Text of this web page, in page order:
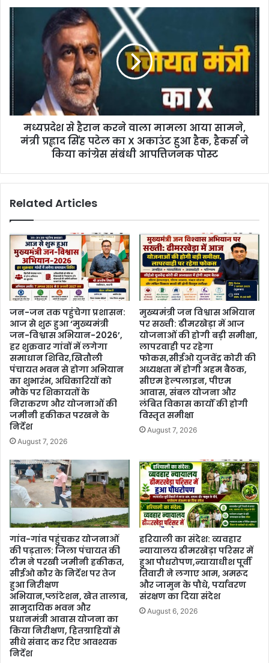
मध्यप्रदेश से हैरान करने वाला मामला आया सामने,
मंत्री प्रह्लाद सिंह पटेल का X अकाउंट हुआ हैक, हैकर्स ने
किया कांग्रेस संबंधी आपत्तिजनक पोस्ट
Related Articles
जन-जन तक पहुंचेगा प्रशासन:
आज से शुरू हुआ ‘मुख्यमंत्री
जन-विश्वास अभियान-2026’,
हर शुक्रवार गांवों में लगेगा
समाधान शिविर,खितौली
पंचायत भवन से होगा अभियान
का शुभारंभ, अधिकारियों को
मौके पर शिकायतों के
निराकरण और योजनाओं की
जमीनी हकीकत परखने के
निर्देश
August 7, 2026
मुख्यमंत्री जन विश्वास अभियान
पर सख्ती: ढीमरखेड़ा में आज
योजनाओं की होगी बड़ी समीक्षा,
लापरवाही पर रहेगा
फोकस,सीईओ युजवेंद्र कोरी की
अध्यक्षता में होगी अहम बैठक,
सीएम हेल्पलाइन, पीएम
आवास, संबल योजना और
लंबित विकास कार्यों की होगी
विस्तृत समीक्षा
August 7, 2026
गांव-गांव पहुंचकर योजनाओं
की पड़ताल: जिला पंचायत की
टीम ने परखी जमीनी हकीकत,
सीईओ कौर के निर्देश पर तेज
हुआ निरीक्षण
अभियान,प्लांटेशन, खेत तालाब,
सामुदायिक भवन और
प्रधानमंत्री आवास योजना का
किया निरीक्षण, हितग्राहियों से
सीधे संवाद कर दिए आवश्यक
निर्देश
हरियाली का संदेश: व्यवहार
न्यायालय ढीमरखेड़ा परिसर में
हुआ पौधरोपण,न्यायाधीश पूर्वी
तिवारी ने लगाए आम, अमरूद
और जामुन के पौधे, पर्यावरण
संरक्षण का दिया संदेश
August 6, 2026